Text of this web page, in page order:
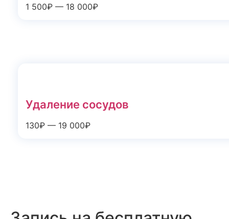
1 500₽ — 18 000₽
Удаление сосудов
130₽ — 19 000₽